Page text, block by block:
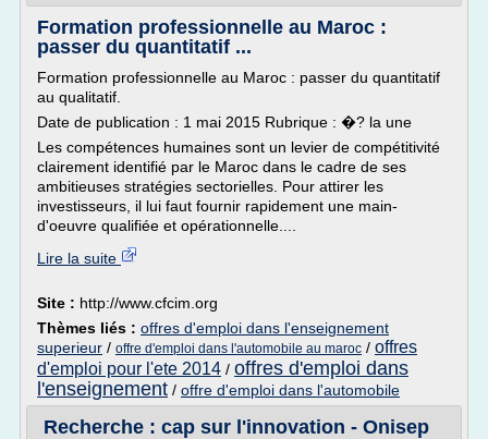
Formation professionnelle au Maroc :
passer du quantitatif ...
Formation professionnelle au Maroc : passer du quantitatif
au qualitatif.
Date de publication : 1 mai 2015 Rubrique : �? la une
Les compétences humaines sont un levier de compétitivité
clairement identifié par le Maroc dans le cadre de ses
ambitieuses stratégies sectorielles. Pour attirer les
investisseurs, il lui faut fournir rapidement une main-
d'oeuvre qualifiée et opérationnelle....
Lire la suite
Site : http://www.cfcim.org
Thèmes liés : offres d'emploi dans l'enseignement
superieur / offre d'emploi dans l'automobile au maroc / offres
d'emploi pour l'ete 2014 / offres d'emploi dans
l'enseignement / offre d'emploi dans l'automobile
Recherche : cap sur l'innovation - Onisep